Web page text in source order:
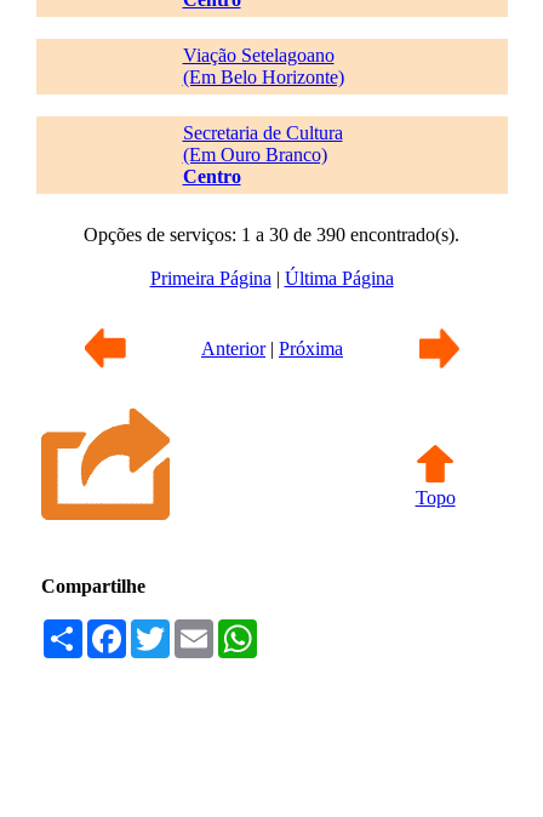
Viação Setelagoano
(Em Belo Horizonte)
Secretaria de Cultura
(Em Ouro Branco)
Centro
Opções de serviços: 1 a 30 de 390 encontrado(s).
Primeira Página | Última Página
Anterior| Próxima
Topo
Compartilhe
Compartilhar
Facebook
TwitterEmail